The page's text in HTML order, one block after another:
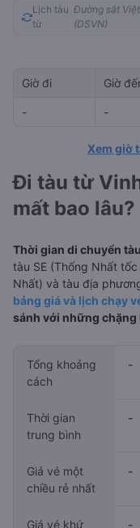
Lịch tàu
từ
Đường sắt
(DSVN)
Giờ đi Giờ
- -
Xem giờ
Đi tàu từ
mất bao lâu?
Thời gian di chuyển
tàu SE (Thống Nhất
Nhất) và tàu địa
bảng giá và lịch chạy
sánh với những chặng
Tổng khoảng
cách
-
Thời gian
trung bình
-
Giá vé một
chiều rẻ nhất
-
Giá vé khứ -